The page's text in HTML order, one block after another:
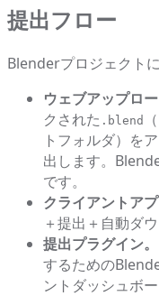
提出フロー
Blenderプロジェクト
ウェブアップロ
クされた .blend
トフォルダ）を
出します。
です。
クライアントアプ
＋提出＋自動ダ
提出プラグイン。
するための
ントダッシュボ